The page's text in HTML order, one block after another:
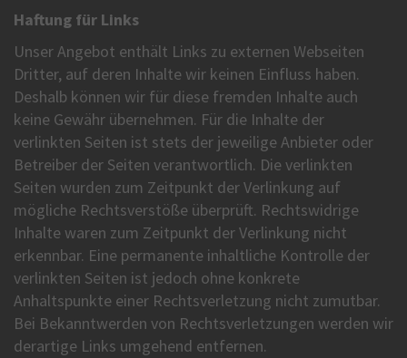
Haftung für Links
Unser Angebot enthält Links zu externen Webseiten
Dritter, auf deren Inhalte wir keinen Einfluss haben.
Deshalb können wir für diese fremden Inhalte auch
keine Gewähr übernehmen. Für die Inhalte der
verlinkten Seiten ist stets der jeweilige Anbieter oder
Betreiber der Seiten verantwortlich. Die verlinkten
Seiten wurden zum Zeitpunkt der Verlinkung auf
mögliche Rechtsverstöße überprüft. Rechtswidrige
Inhalte waren zum Zeitpunkt der Verlinkung nicht
erkennbar. Eine permanente inhaltliche Kontrolle der
verlinkten Seiten ist jedoch ohne konkrete
Anhaltspunkte einer Rechtsverletzung nicht zumutbar.
Bei Bekanntwerden von Rechtsverletzungen werden wir
derartige Links umgehend entfernen.